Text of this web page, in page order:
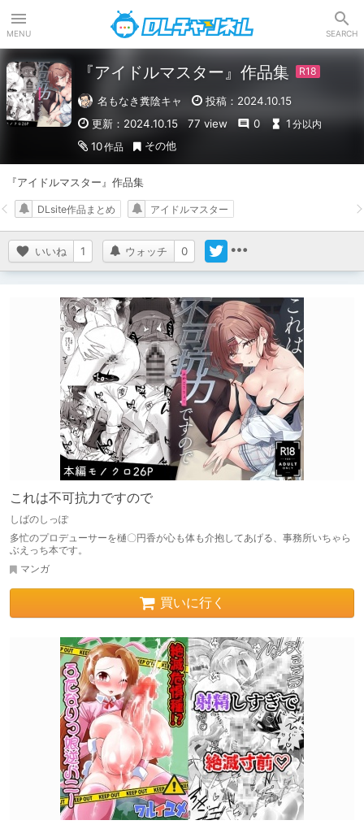
MENU SEARCH
『アイドルマスター』作品集
名もなき糞陰キャ
投稿：2024.10.15
更新：2024.10.15
77 view 0 1 分以内
10作品 その他
『アイドルマスター』作品集
いいね 1 ウォッチ 0
DLsite作品まとめ アイドルマスター
これは不可抗力ですので
しばのしっぽ
多忙のプロデューサーを樋〇円香が心も体も介抱してあげる、事務所いちゃら
ぶえっち本です。
マンガ
買いに行く